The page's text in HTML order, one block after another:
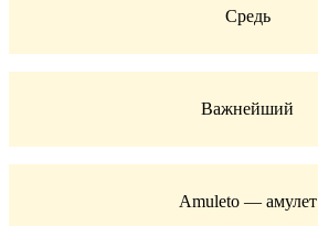
Средь
Важнейший
Amuleto — амулет